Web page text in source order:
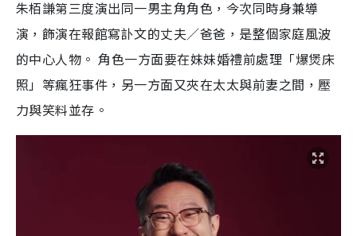
朱栢謙第三度演出同一男主角角色，今次同時身兼導
演，飾演在報館寫訃文的丈夫／爸爸，是整個家庭風波
的中心人物。 角色一方面要在妹妹婚禮前處理「爆煲床
照」等瘋狂事件，另一方面又夾在太太與前妻之間，壓
力與笑料並存。